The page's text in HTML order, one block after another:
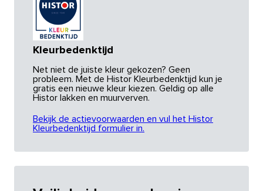
Kleurbedenktijd
Net niet de juiste kleur gekozen? Geen
probleem. Met de Histor Kleurbedenktijd kun je
gratis een nieuwe kleur kiezen. Geldig op alle
Histor lakken en muurverven.
Bekijk de actievoorwaarden en vul het Histor
Kleurbedenktijd formulier in.